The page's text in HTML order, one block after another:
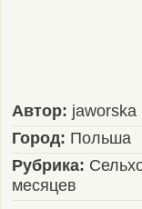
Автор: jaworska
Город: Польша
Рубрика:
месяцев